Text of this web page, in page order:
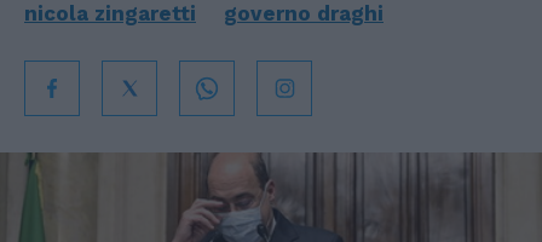
nicola zingaretti governo draghi